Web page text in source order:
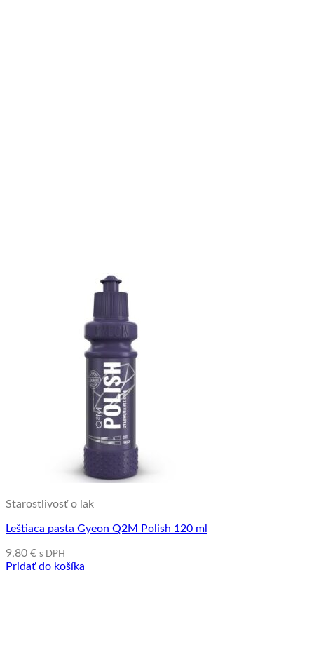
Starostlivosť o lak
Leštiaca pasta Gyeon Q2M Polish 120 ml
9,80 € s DPH
Pridať do košíka